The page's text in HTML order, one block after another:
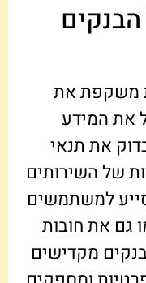
משקפת את
את המידע
את תנאי
של השירותים
למשתמשים
גם את חובות
מקדישים